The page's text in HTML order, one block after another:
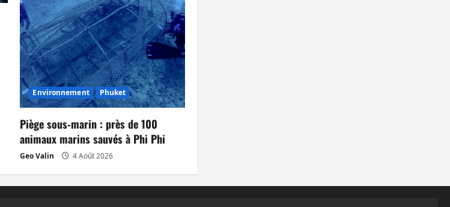
Environnement Phuket
Piège sous‑marin : près de 100
animaux marins sauvés à Phi Phi
Geo Valin 4 Août 2026